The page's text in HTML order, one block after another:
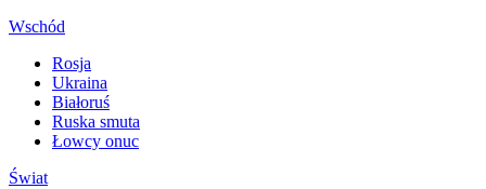
Wschód
Rosja
Ukraina
Białoruś
Ruska smuta
Łowcy onuc
Świat